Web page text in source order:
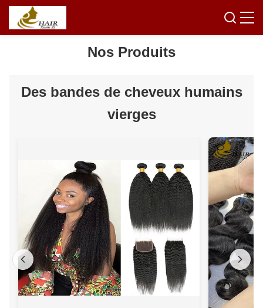
Nos Produits
Des bandes de cheveux humains
vierges